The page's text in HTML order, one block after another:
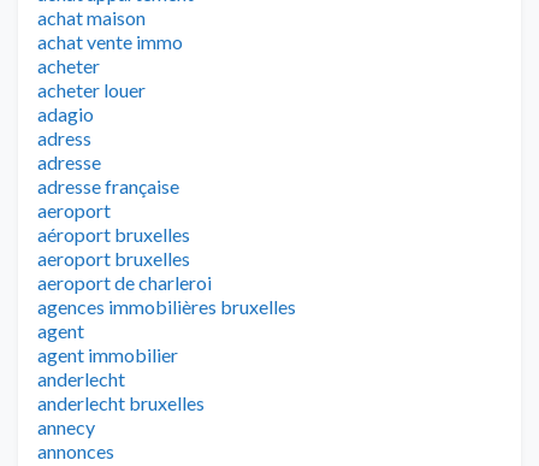
achat maison
achat vente immo
acheter
acheter louer
adagio
adress
adresse
adresse française
aeroport
aéroport bruxelles
aeroport bruxelles
aeroport de charleroi
agences immobilières bruxelles
agent
agent immobilier
anderlecht
anderlecht bruxelles
annecy
annonces